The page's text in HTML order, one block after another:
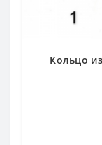
Кольцо